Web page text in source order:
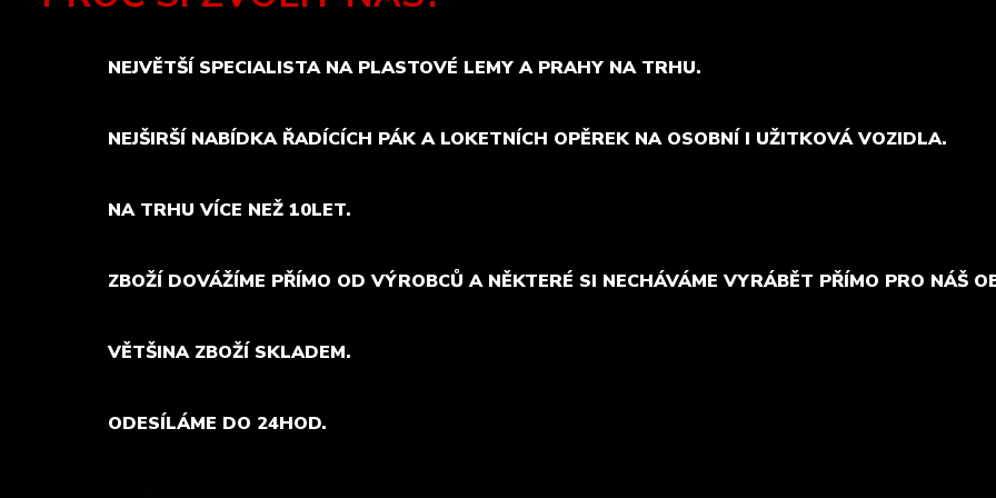
NEJVĚTŠÍ SPECIALISTA NA PLASTOVÉ LEMY A PRAHY NA TRHU.
NEJŠIRŠÍ NABÍDKA ŘADÍCÍCH PÁK A LOKETNÍCH OPĚREK NA OSOBNÍ I UŽITKOVÁ VOZIDLA.
NA TRHU VÍCE NEŽ 10LET.
ZBOŽÍ DOVÁŽÍME PŘÍMO OD VÝROBCŮ A NĚKTERÉ SI NECHÁVÁME VYRÁBĚT PŘÍMO PRO NÁŠ
VĚTŠINA ZBOŽÍ SKLADEM.
ODESÍLÁME DO 24HOD.